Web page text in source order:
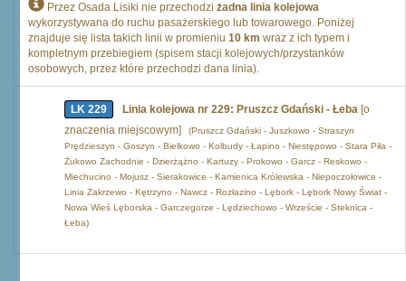
Przez Osada Lisiki nie przechodzi żadna linia kolejowa
wykorzystywana do ruchu pasażerskiego lub towarowego. Poniżej
znajduje się lista takich linii w promieniu 10 km wraz z ich typem i
kompletnym przebiegiem (spisem stacji kolejowych/przystanków
osobowych, przez które przechodzi dana linia).
LK 229 Linia kolejowa nr 229: Pruszcz Gdański - Łeba [o
znaczenia miejscowym]
(Pruszcz Gdański - Juszkowo - Straszyn
Prędzieszyn - Goszyn - Bielkowo - Kolbudy - Łapino - Niestępowo - Stara Piła -
Żukowo Zachodnie - Dzierżążno - Kartuzy - Prokowo - Garcz - Reskowo -
Miechucino - Mojusz - Sierakowice - Kamienica Królewska - Niepoczołowice -
Linia Zakrzewo - Kętrzyno - Nawcz - Rozłazino - Lębork - Lębork Nowy Świat -
Nowa Wieś Lęborska - Garczegorze - Lędziechowo - Wrzeście - Steknica -
Łeba)